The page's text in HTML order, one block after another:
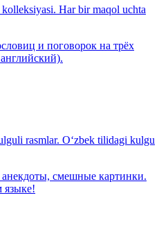
Har bir maqol uchta
и поговорок на трёх
rasmlar. O‘zbek tilidagi kulgu
смешные картинки.
языке!